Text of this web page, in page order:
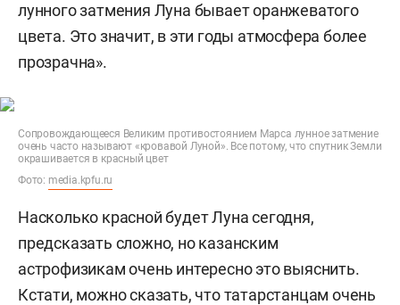
лунного затмения Луна бывает оранжеватого
цвета. Это значит, в эти годы атмосфера более
прозрачна».
Сопровождающееся Великим противостоянием Марса лунное затмение
очень часто называют «кровавой Луной». Все потому, что спутник Земли
окрашивается в красный цвет
Фото: media.kpfu.ru
Насколько красной будет Луна сегодня,
предсказать сложно, но казанским
астрофизикам очень интересно это выяснить.
Кстати, можно сказать, что татарстанцам очень